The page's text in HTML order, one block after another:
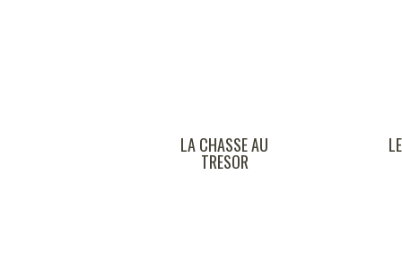
LE CHEVALIER DU
LABYRINTHE